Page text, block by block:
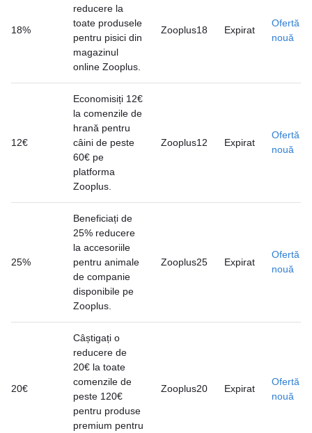
18%
reducere la
toate produsele
pentru pisici din
magazinul
online Zooplus.
Zooplus18 Expirat
Ofertă
nouă
12€
Economisiți 12€
la comenzile de
hrană pentru
câini de peste
60€ pe
platforma
Zooplus.
Zooplus12 Expirat
Ofertă
nouă
25%
Beneficiați de
25% reducere
la accesoriile
pentru animale
de companie
disponibile pe
Zooplus.
Zooplus25 Expirat
Ofertă
nouă
20€
Câștigați o
reducere de
20€ la toate
comenzile de
peste 120€
pentru produse
premium pentru
Zooplus20 Expirat
Ofertă
nouă